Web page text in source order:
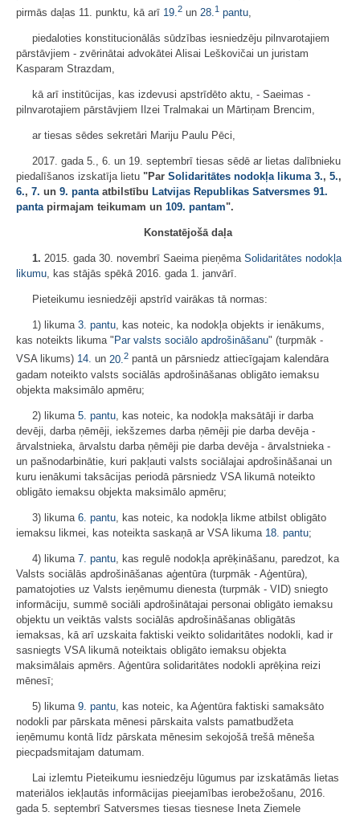
pirmās daļas 11. punktu, kā arī 19.2 un 28.1 pantu,
piedaloties konstitucionālās sūdzības iesniedzēju pilnvarotajiem
pārstāvjiem - zvērinātai advokātei Alisai Leškovičai un juristam
Kasparam Strazdam,
kā arī institūcijas, kas izdevusi apstrīdēto aktu, - Saeimas -
pilnvarotajiem pārstāvjiem Ilzei Tralmakai un Mārtiņam Brencim,
ar tiesas sēdes sekretāri Mariju Paulu Pēci,
2017. gada 5., 6. un 19. septembrī tiesas sēdē ar lietas dalībnieku
piedalīšanos izskatīja lietu "Par Solidaritātes nodokļa likuma 3., 5.,
6., 7. un 9. pantaatbilstību Latvijas Republikas Satversmes 91.
pantapirmajam teikumam un 109. pantam".
Konstatējošā daļa
1. 2015. gada 30. novembrī Saeima pieņēma Solidaritātes nodokļa
likumu, kas stājās spēkā 2016. gada 1. janvārī.
Pieteikumu iesniedzēji apstrīd vairākas tā normas:
1) likuma 3. pantu, kas noteic, ka nodokļa objekts ir ienākums,
kas noteikts likuma " Par valsts sociālo apdrošināšanu" (turpmāk -
VSA likums) 14. un 20. 2 pantā un pārsniedz attiecīgajam kalendāra
gadam noteikto valsts sociālās apdrošināšanas obligāto iemaksu
objekta maksimālo apmēru;
2) likuma 5. pantu , kas noteic, ka nodokļa maksātāji ir darba
devēji, darba ņēmēji, iekšzemes darba ņēmēji pie darba devēja -
ārvalstnieka, ārvalstu darba ņēmēji pie darba devēja - ārvalstnieka -
un pašnodarbinātie, kuri pakļauti valsts sociālajai apdrošināšanai un
kuru ienākumi taksācijas periodā pārsniedz VSA likumā noteikto
obligāto iemaksu objekta maksimālo apmēru;
3) likuma 6. pantu , kas noteic, ka nodokļa likme atbilst obligāto
iemaksu likmei, kas noteikta saskaņā ar VSA likuma 18. pantu;
4) likuma 7. pantu , kas regulē nodokļa aprēķināšanu, paredzot, ka
Valsts sociālās apdrošināšanas aģentūra (turpmāk - Aģentūra),
pamatojoties uz Valsts ieņēmumu dienesta (turpmāk - VID) sniegto
informāciju, summē sociāli apdrošinātajai personai obligāto iemaksu
objektu un veiktās valsts sociālās apdrošināšanas obligātās
iemaksas, kā arī uzskaita faktiski veikto solidaritātes nodokli, kad ir
sasniegts VSA likumā noteiktais obligāto iemaksu objekta
maksimālais apmērs. Aģentūra solidaritātes nodokli aprēķina reizi
mēnesī;
5) likuma 9. pantu , kas noteic, ka Aģentūra faktiski samaksāto
nodokli par pārskata mēnesi pārskaita valsts pamatbudžeta
ieņēmumu kontā līdz pārskata mēnesim sekojošā trešā mēneša
piecpadsmitajam datumam.
Lai izlemtu Pieteikumu iesniedzēju lūgumus par izskatāmās lietas
materiālos iekļautās informācijas pieejamības ierobežošanu, 2016.
gada 5. septembrī Satversmes tiesas tiesnese Ineta Ziemele